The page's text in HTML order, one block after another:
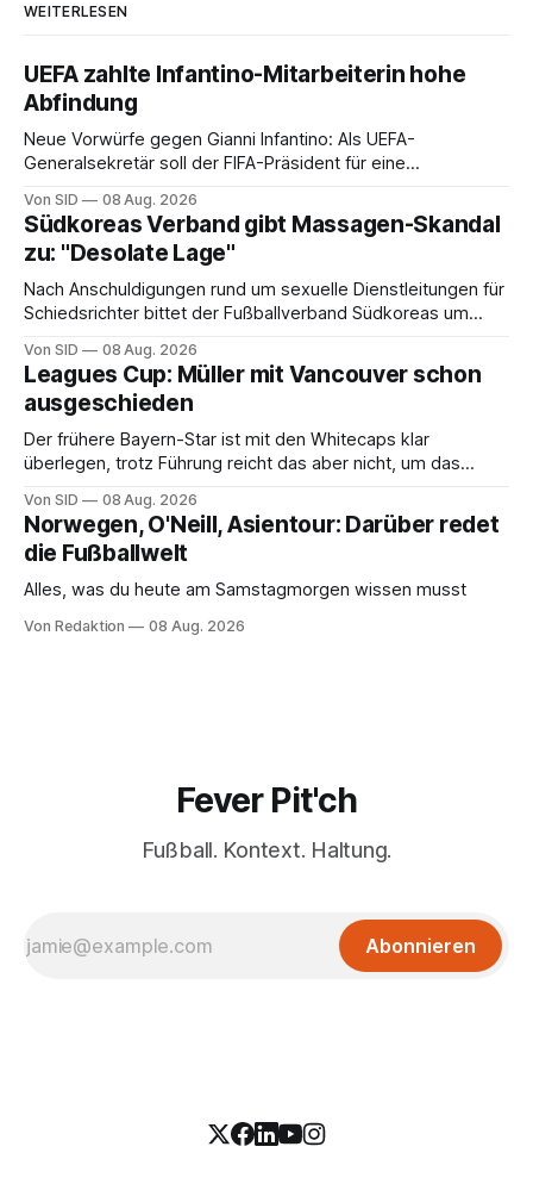
WEITERLESEN
UEFA zahlte Infantino-Mitarbeiterin hohe
Abfindung
Neue Vorwürfe gegen Gianni Infantino: Als UEFA-
Generalsekretär soll der FIFA-Präsident für eine
Von SID 08 Aug. 2026
Südkoreas Verband gibt Massagen-Skandal
zu: "Desolate Lage"
Nach Anschuldigungen rund um sexuelle Dienstleitungen für
Schiedsrichter bittet der Fußballverband Südkoreas um
Von SID 08 Aug. 2026
Leagues Cup: Müller mit Vancouver schon
ausgeschieden
Der frühere Bayern-Star ist mit den Whitecaps klar
überlegen, trotz Führung reicht das aber nicht, um das
Von SID 08 Aug. 2026
Norwegen, O'Neill, Asientour: Darüber redet
die Fußballwelt
Alles, was du heute am Samstagmorgen wissen musst
Von Redaktion 08 Aug. 2026
Fever Pit'ch
Fußball. Kontext. Haltung.
Abonnieren